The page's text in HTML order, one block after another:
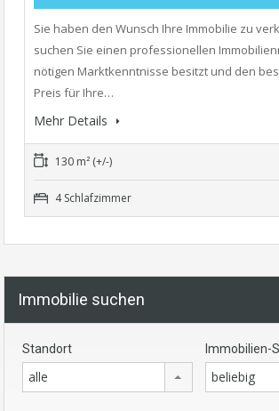
Sie haben den Wunsch Ihre Immobilie zu
suchen Sie einen professionellen
nötigen Marktkenntnisse besitzt und den
Preis für Ihre…
Mehr Details
130 m² (+/-)
4 Schlafzimmer
Immobilie suchen
Standort
alle
Immobilien-
beliebig